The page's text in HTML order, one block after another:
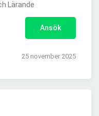
Lärande
Ansök
25 november 2025